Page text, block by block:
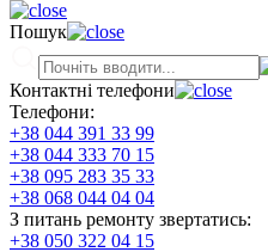
Пошук
Контактні телефони
Телефони:
+38 044 391 33 99
+38 044 333 70 15
+38 095 283 35 33
+38 068 044 04 04
З питань ремонту звертатись:
+38 050 322 04 15